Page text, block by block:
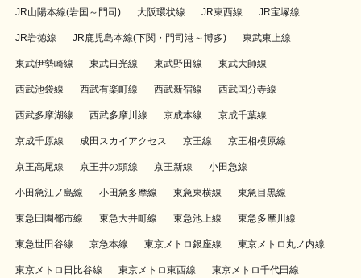
JR山陽本線(岩国～門司) 大阪環状線 JR東西線 JR宝塚線
JR岩徳線 JR鹿児島本線(下関・門司港～博多) 東武東上線
東武伊勢崎線 東武日光線 東武野田線 東武大師線
西武池袋線 西武有楽町線 西武新宿線 西武国分寺線
西武多摩湖線 西武多摩川線 京成本線 京成千葉線
京成千原線 成田スカイアクセス 京王線 京王相模原線
京王高尾線 京王井の頭線 京王新線 小田急線
小田急江ノ島線 小田急多摩線 東急東横線 東急目黒線
東急田園都市線 東急大井町線 東急池上線 東急多摩川線
東急世田谷線 京急本線 東京メトロ銀座線 東京メトロ丸ノ内線
東京メトロ日比谷線 東京メトロ東西線 東京メトロ千代田線